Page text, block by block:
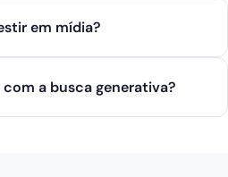
em mídia?
a busca generativa?